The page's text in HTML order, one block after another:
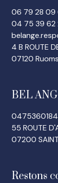
06 79 28 09
04 75 39 62
4 B ROUTE
07120 Ruoms
BEL
0475360184
55 ROUTE
07200 SAINT
Restons